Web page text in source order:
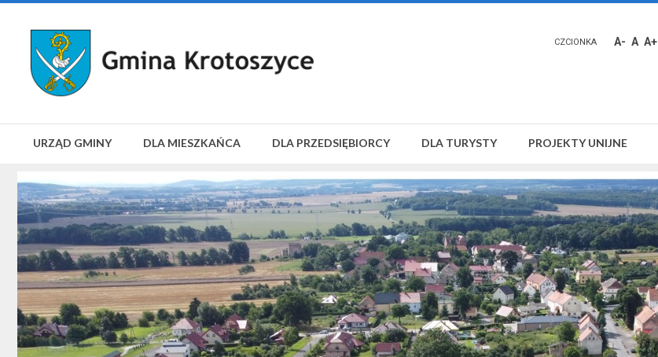
CZCIONKA A- A A+
URZĄD GMINY DLA MIESZKAŃCA DLA PRZEDSIĘBIORCY DLA TURYSTY PROJEKTY UNIJNE